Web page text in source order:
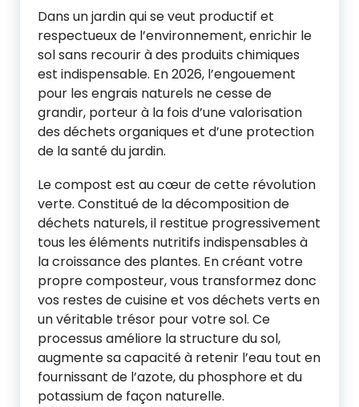
Dans un jardin qui se veut productif et
respectueux de l’environnement, enrichir le
sol sans recourir à des produits chimiques
est indispensable. En 2026, l’engouement
pour les engrais naturels ne cesse de
grandir, porteur à la fois d’une valorisation
des déchets organiques et d’une protection
de la santé du jardin.
Le compost est au cœur de cette révolution
verte. Constitué de la décomposition de
déchets naturels, il restitue progressivement
tous les éléments nutritifs indispensables à
la croissance des plantes. En créant votre
propre composteur, vous transformez donc
vos restes de cuisine et vos déchets verts en
un véritable trésor pour votre sol. Ce
processus améliore la structure du sol,
augmente sa capacité à retenir l’eau tout en
fournissant de l’azote, du phosphore et du
potassium de façon naturelle.